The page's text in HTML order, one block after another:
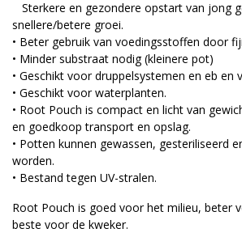
Sterkere en gezondere opstart van jong
snellere/betere groei.
• Beter gebruik van voedingsstoffen door
• Minder substraat nodig (kleinere pot)
• Geschikt voor druppelsystemen en eb en
• Geschikt voor waterplanten.
• Root Pouch is compact en licht van
en goedkoop transport en opslag.
• Potten kunnen gewassen, gesteriliseerd
worden.
• Bestand tegen UV-stralen.
Root Pouch is goed voor het milieu, beter
beste voor de kweker.